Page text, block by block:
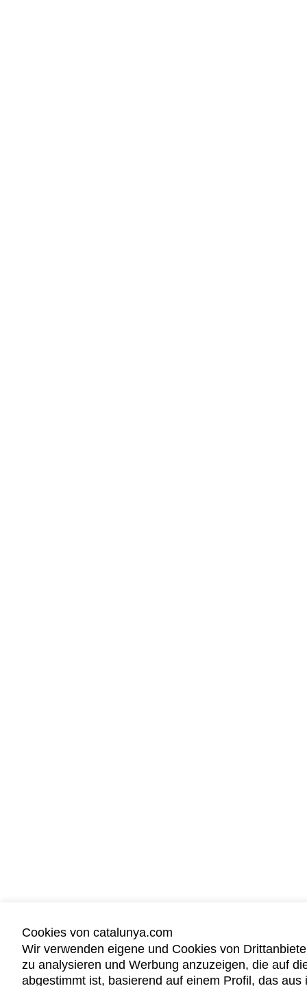
Cookies von catalunya.com
Wir verwenden eigene und Cookies von
zu analysieren und Werbung anzuzeigen, die auf
abgestimmt ist, basierend auf einem Profil, das